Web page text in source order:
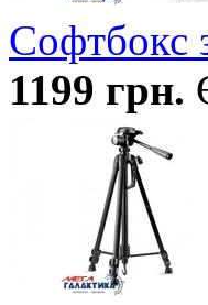
Софтбокс
1199 грн.